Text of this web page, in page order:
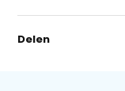
Delen